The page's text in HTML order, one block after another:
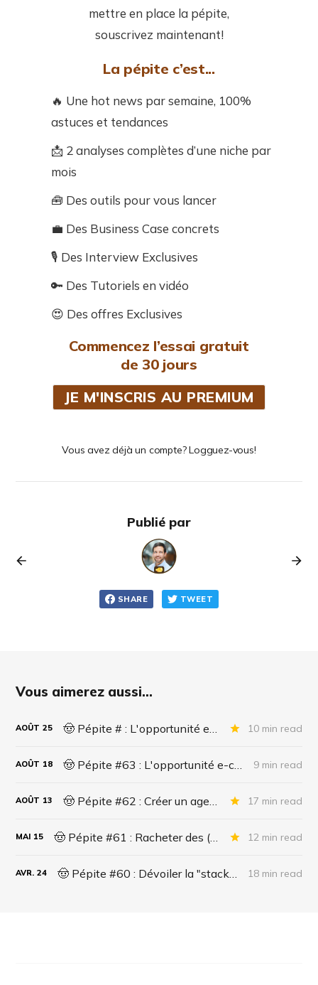
mettre en place la pépite,
souscrivez maintenant!
La pépite c’est...
🔥 Une hot news par semaine, 100%
astuces et tendances
📩 2 analyses complètes d’une niche par
mois
🧰 Des outils pour vous lancer
💼 Des Business Case concrets
🎙️ Des Interview Exclusives
🔑 Des Tutoriels en vidéo
😍 Des offres Exclusives
Commencez l’essai gratuit
de 30 jours
JE M'INSCRIS AU PREMIUM
Vous avez déjà un compte? Logguez-vous!
Publié par
SHARE TWEET
Vous aimerez aussi...
AOÛT 25 10 min read
AOÛT 18 9 min read
AOÛT 13 17 min read
MAI 15 12 min read
AVR. 24 18 min read